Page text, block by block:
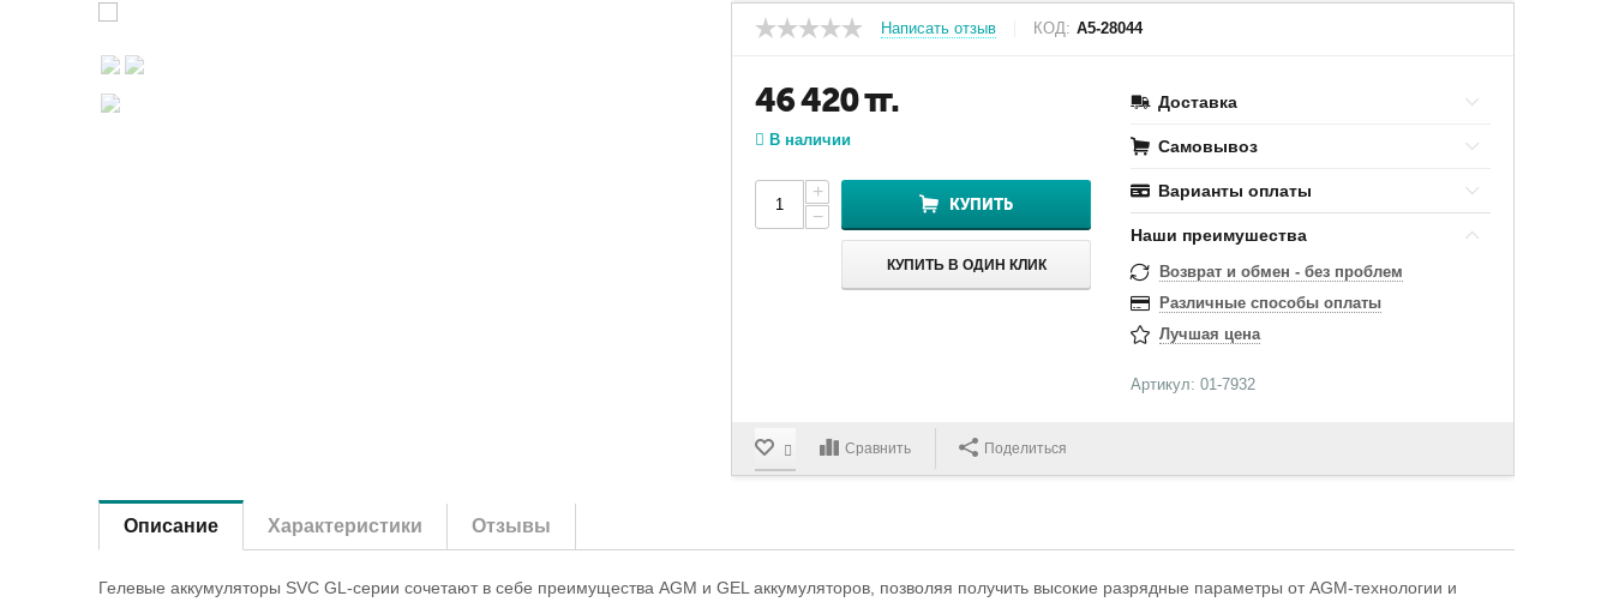
Написать отзыв КОД: A5-28044
46 420тг.
В наличии
+
−
КУПИТЬ
КУПИТЬ В ОДИН КЛИК
Доставка
Самовывоз
Варианты оплаты
Наши преимушества
Возврат и обмен - без проблем
Различные способы оплаты
Лучшая цена
Артикул: 01-7932
Сравнить Поделиться
Описание Характеристики Отзывы
Гелевые аккумуляторы SVC GL-серии сочетают в себе преимущества AGM и GEL аккумуляторов, позволяя получить высокие разрядные параметры от AGM-технологии и